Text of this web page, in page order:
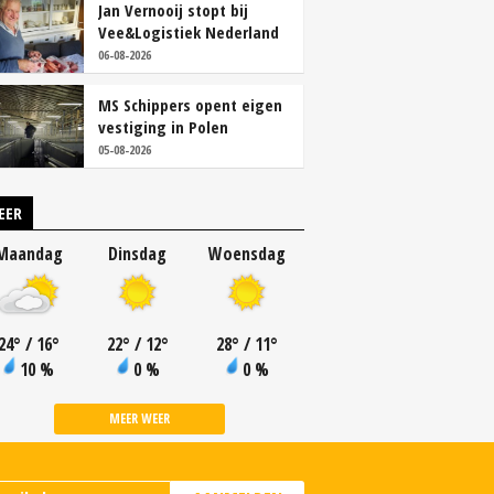
Jan Vernooij stopt bij
Vee&Logistiek Nederland
06-08-2026
MS Schippers opent eigen
vestiging in Polen
05-08-2026
° / 16°
10 %
Dinsdag
22° / 12°
0 %
Woensdag
28° / 11°
0 %
MEER WEER